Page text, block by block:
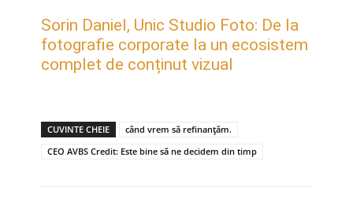
Sorin Daniel, Unic Studio Foto: De la
fotografie corporate la un ecosistem
complet de conținut vizual
CUVINTE CHEIE
când vrem să refinanțăm.
CEO AVBS Credit: Este bine să ne decidem din timp